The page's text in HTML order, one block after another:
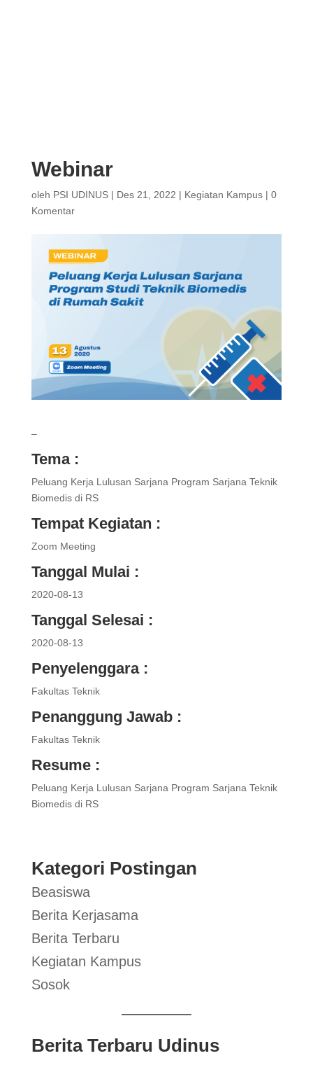
Webinar
oleh PSI UDINUS| Des 21, 2022 | Kegiatan Kampus| 0
Komentar
–
Tema :
Peluang Kerja Lulusan Sarjana Program Sarjana Teknik
Biomedis di RS
Tempat Kegiatan :
Zoom Meeting
Tanggal Mulai :
2020-08-13
Tanggal Selesai :
2020-08-13
Penyelenggara :
Fakultas Teknik
Penanggung Jawab :
Fakultas Teknik
Resume :
Peluang Kerja Lulusan Sarjana Program Sarjana Teknik
Biomedis di RS
Kategori Postingan
Beasiswa
Berita Kerjasama
Berita Terbaru
Kegiatan Kampus
Sosok
Berita Terbaru Udinus